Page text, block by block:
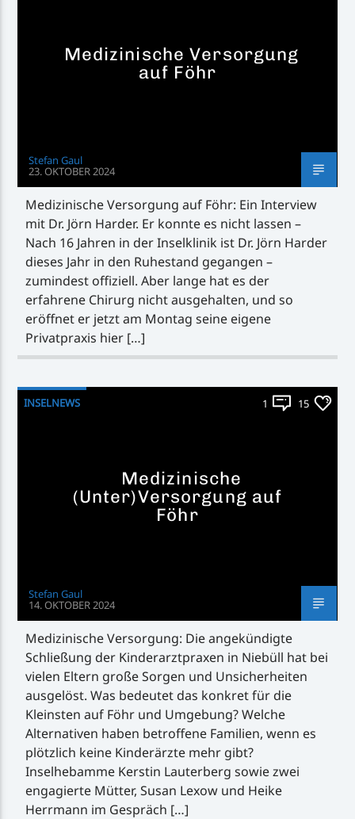
Medizinische Versorgung
auf Föhr
Stefan Gaul
23. OKTOBER 2024
Medizinische Versorgung auf Föhr: Ein Interview
mit Dr. Jörn Harder. Er konnte es nicht lassen –
Nach 16 Jahren in der Inselklinik ist Dr. Jörn Harder
dieses Jahr in den Ruhestand gegangen –
zumindest offiziell. Aber lange hat es der
erfahrene Chirurg nicht ausgehalten, und so
eröffnet er jetzt am Montag seine eigene
Privatpraxis hier […]
INSELNEWS 1 15
Medizinische
(Unter)Versorgung auf
Föhr
Stefan Gaul
14. OKTOBER 2024
Medizinische Versorgung: Die angekündigte
Schließung der Kinderarztpraxen in Niebüll hat bei
vielen Eltern große Sorgen und Unsicherheiten
ausgelöst. Was bedeutet das konkret für die
Kleinsten auf Föhr und Umgebung? Welche
Alternativen haben betroffene Familien, wenn es
plötzlich keine Kinderärzte mehr gibt?
Inselhebamme Kerstin Lauterberg sowie zwei
engagierte Mütter, Susan Lexow und Heike
Herrmann im Gespräch […]